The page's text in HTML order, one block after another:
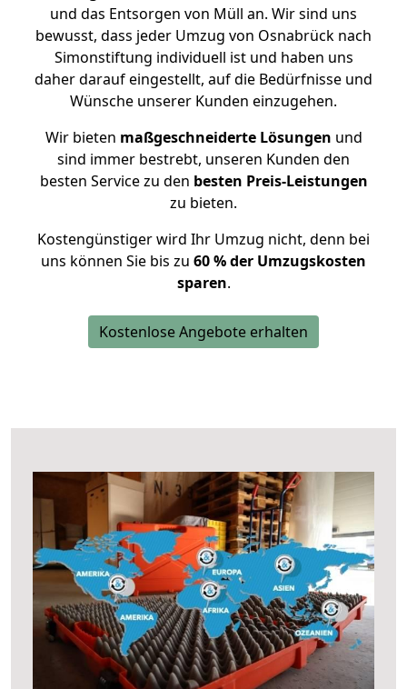
und das Entsorgen von Müll an. Wir sind uns
bewusst, dass jeder Umzug von Osnabrück nach
Simonstiftung individuell ist und haben uns
daher darauf eingestellt, auf die Bedürfnisse und
Wünsche unserer Kunden einzugehen.
Wir bieten maßgeschneiderte Lösungen und
sind immer bestrebt, unseren Kunden den
besten Service zu den besten Preis-Leistungen
zu bieten.
Kostengünstiger wird Ihr Umzug nicht, denn bei
uns können Sie bis zu 60 % der Umzugskosten
sparen.
Kostenlose Angebote erhalten